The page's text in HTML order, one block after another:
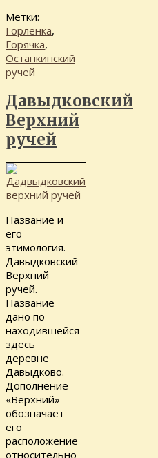
Метки:
Горленка,
Горячка,
Останкинский
ручей
Давыдковский
Верхний
ручей
Название и
его
этимология.
Давыдковский
Верхний
ручей.
Название
дано по
находившейся
здесь
деревне
Давыдково.
Дополнение
«Верхний»
обозначает
его
расположение
относительно